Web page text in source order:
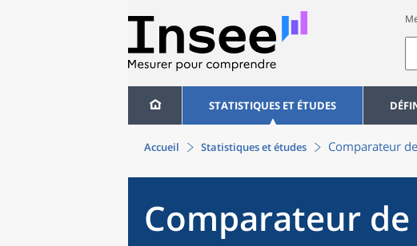
STATISTIQUES ET ÉTUDES
Accueil Statistiques et études Comparateur
Comparateur